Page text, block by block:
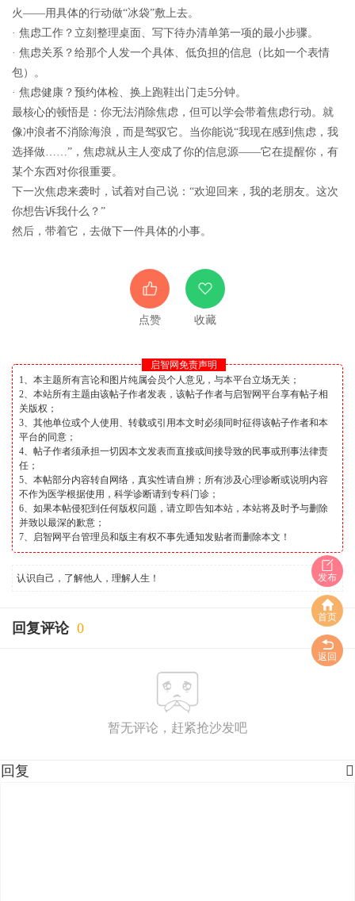
火——用具体的行动做“冰袋”敷上去。
· 焦虑工作？立刻整理桌面、写下待办清单第一项的最小步骤。
· 焦虑关系？给那个人发一个具体、低负担的信息（比如一个表情
包）。
· 焦虑健康？预约体检、换上跑鞋出门走5分钟。
最核心的顿悟是：你无法消除焦虑，但可以学会带着焦虑行动。就
像冲浪者不消除海浪，而是驾驭它。当你能说“我现在感到焦虑，我
选择做……”，焦虑就从主人变成了你的信息源——它在提醒你，有
某个东西对你很重要。
下一次焦虑来袭时，试着对自己说：“欢迎回来，我的老朋友。这次
你想告诉我什么？”
然后，带着它，去做下一件具体的小事。
点赞 收藏
启智网免责声明
1、本主题所有言论和图片纯属会员个人意见，与本平台立场无关；
2、本站所有主题由该帖子作者发表，该帖子作者与启智网平台享有帖子相
关版权；
3、其他单位或个人使用、转载或引用本文时必须同时征得该帖子作者和本
平台的同意；
4、帖子作者须承担一切因本文发表而直接或间接导致的民事或刑事法律责
任；
5、本帖部分内容转自网络，真实性请自辨；所有涉及心理诊断或说明内容
不作为医学根据使用，科学诊断请到专科门诊；
6、如果本帖侵犯到任何版权问题，请立即告知本站，本站将及时予与删除
并致以最深的歉意；
7、启智网平台管理员和版主有权不事先通知发贴者而删除本文！
认识自己，了解他人，理解人生！
回复评论 0
暂无评论，赶紧抢沙发吧
发布
首页
返回

回复